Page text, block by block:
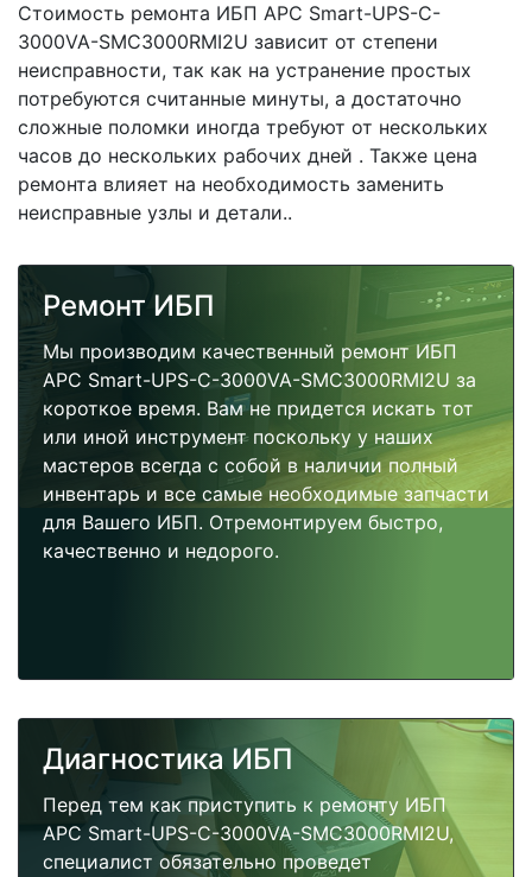
Стоимость ремонта ИБП APC Smart-UPS-C-
3000VA-SMC3000RMI2U зависит от степени
неисправности, так как на устранение простых
потребуются считанные минуты, а достаточно
сложные поломки иногда требуют от нескольких
часов до нескольких рабочих дней . Также цена
ремонта влияет на необходимость заменить
неисправные узлы и детали..
Ремонт ИБП
Мы производим качественный ремонт ИБП
APC Smart-UPS-C-3000VA-SMC3000RMI2U за
короткое время. Вам не придется искать тот
или иной инструмент поскольку у наших
мастеров всегда с собой в наличии полный
инвентарь и все самые необходимые запчасти
для Вашего ИБП. Отремонтируем быстро,
качественно и недорого.
Диагностика ИБП
Перед тем как приступить к ремонту ИБП
APC Smart-UPS-C-3000VA-SMC3000RMI2U,
специалист обязательно проведет